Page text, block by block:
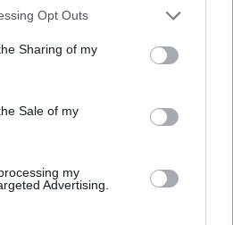
app uses one or more Google
behaviour. You may click to
and its third-party tags to
purposes in below Google
Opt Outs
Sharing of my
Sale of my
my
Advertising.